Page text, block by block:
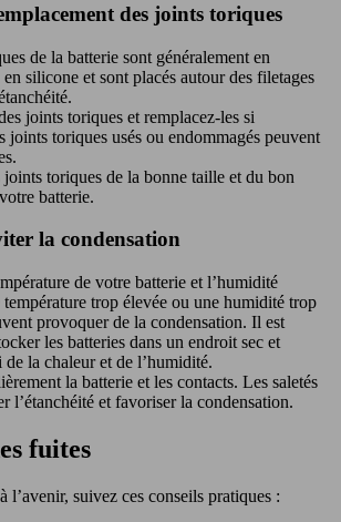
des joints toriques
de la batterie sont généralement en
silicone et sont placés autour des filetages
joints toriques et remplacez-les si
joints toriques usés ou endommagés peuvent
joints toriques de la bonne taille et du bon
batterie.
la condensation
de votre batterie et l’humidité
trop élevée ou une humidité trop
provoquer de la condensation. Il est
les batteries dans un endroit sec et
de la chaleur et de l’humidité.
la batterie et les contacts. Les saletés
l’étanchéité et favoriser la condensation.
fuites
l’avenir, suivez ces conseils pratiques :